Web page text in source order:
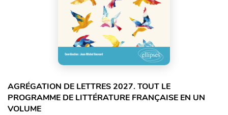
AGRÉGATION DE LETTRES 2027. TOUT LE
PROGRAMME DE LITTÉRATURE FRANÇAISE EN UN
VOLUME